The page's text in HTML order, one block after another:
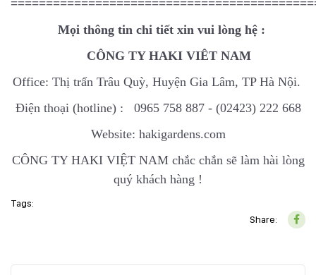
Mọi thông tin chi tiết xin vui lòng hệ :
CÔNG TY HAKI VIÊT NAM
Office: Thị trấn Trâu Quỳ, Huyện Gia Lâm, TP Hà Nội.
Điện thoại (hotline) : 0965 758 887 - (02423) 222 668
Website: hakigardens.com
CÔNG TY HAKI VIỆT NAM chắc chắn sẽ làm hài lòng
quý khách hàng !
Tags:
Share: